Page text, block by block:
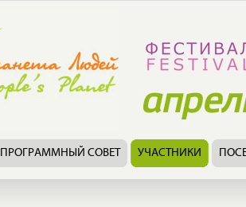
ПРОГРАММНЫЙ СОВЕТ УЧАСТНИКИ